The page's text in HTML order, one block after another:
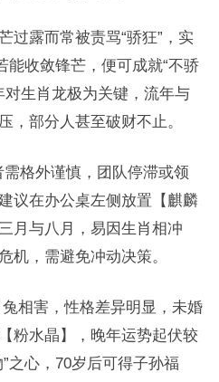
过露而常被责骂“骄狂”，实
能收敛锋芒，便可成就“不骄
对生肖龙极为关键，流年与
，部分人甚至破财不止。
格外谨慎，团队停滞或领
议在办公桌左侧放置【麒麟
月与八月，易因生肖相冲
机，需避免冲动决策。
相害，性格差异明显，未婚
粉水晶】，晚年运势起伏较
之心，70岁后可得子孙福